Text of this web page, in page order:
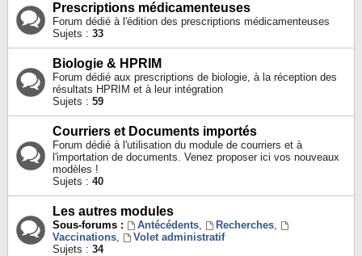
Prescriptions médicamenteuses
Forum dédié à l'édition des prescriptions médicamenteuses
Sujets : 33
Biologie & HPRIM
Forum dédié aux prescriptions de biologie, à la réception des
résultats HPRIM et à leur intégration
Sujets : 59
Courriers et Documents importés
Forum dédié à l'utilisation du module de courriers et à
l'importation de documents. Venez proposer ici vos nouveaux
modèles !
Sujets : 40
Les autres modules
Sous-forums : Antécédents, Recherches,
Vaccinations,
Volet administratif
Sujets : 34